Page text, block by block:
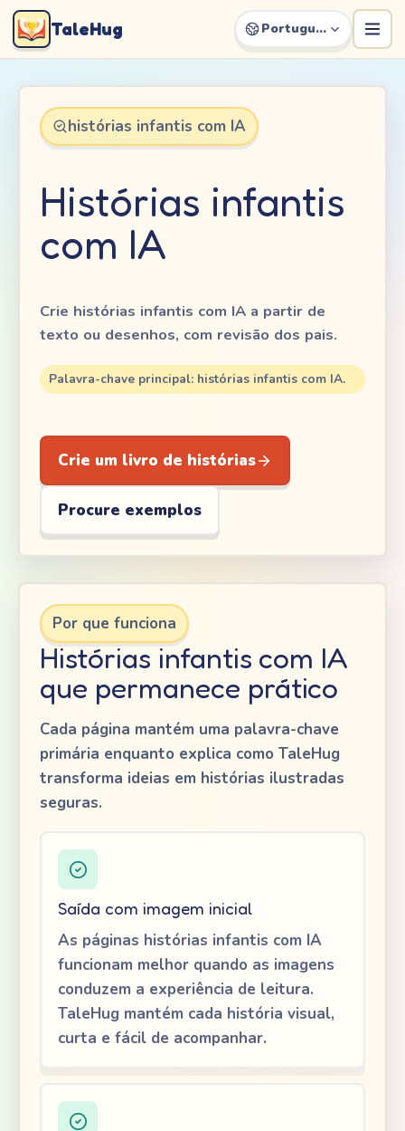
TaleHug Português
histórias infantis com IA
Histórias infantis
com IA
Crie histórias infantis com IA a partir de
texto ou desenhos, com revisão dos pais.
Palavra-chave principal: histórias infantis com IA.
Crie um livro de histórias
Procure exemplos
Por que funciona
Histórias infantis com IA
que permanece prático
Cada página mantém uma palavra-chave
primária enquanto explica como TaleHug
transforma ideias em histórias ilustradas
seguras.
Saída com imagem inicial
As páginas histórias infantis com IA
funcionam melhor quando as imagens
conduzem a experiência de leitura.
TaleHug mantém cada história visual,
curta e fácil de acompanhar.